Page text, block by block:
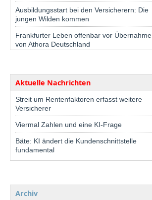
Ausbildungsstart bei den Versicherern: Die
jungen Wilden kommen
Frankfurter Leben offenbar vor Übernahme
von Athora Deutschland
Aktuelle Nachrichten
Streit um Rentenfaktoren erfasst weitere
Versicherer
Viermal Zahlen und eine KI-Frage
Bäte: KI ändert die Kundenschnittstelle
fundamental
Archiv